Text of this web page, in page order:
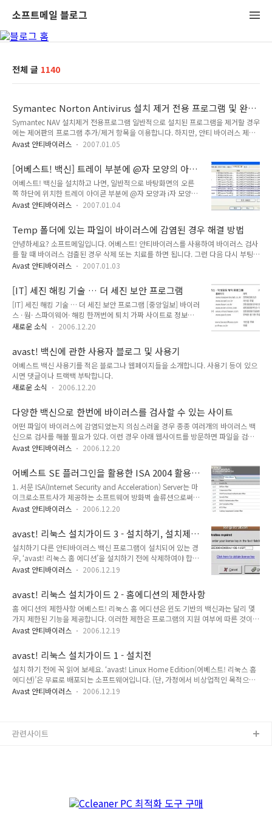
소프트메일 블로그
전체 글 1140
Symantec Norton Antivirus 설치 제거 전용 프로그램 및 완
벽제거 방법 소개
Symantec NAV 설치제거 전용프로그램 일반적으로 설치된 프로그램을 제거할 경우
에는 제어판의 프로그램 추가/제거 항목을 이용합니다. 하지만, 안티 바이러스 제품
을 설치 제거시에 가끔 문제점을 일으키는 경우가 있습니다. 그 중 Symantec
2003/2004/2005/2006/2007 설치제거프로그램은 운영체제별로 따로 구분되어
있으므로 원하는 프로그램을 다운로드하여 실행합니다. • Windows 98/Me •
Windows XP/2000 출처: Symantec 홈페이지 참고로, 어베스트! 안티 바이러스
제품도 프로그램 제거 전용 프로그램을 제공합니다. NAV를 완벽하게 제거하는 방법
소개 Symantec NAV를 제어..
Avast 안티바이러스 2007.01.05
[어베스트! 백신] 트레이 부분에 @자 모양의 아이
콘이 보이지 않을때 해결 방법은?
어베스트! 백신을 설치하고 나면, 일반적으로 바탕화면의 오른
쪽 하단에 위치한 트레이 아이콘 부분에 @자 모양과 i자 모양의
아이콘이 생기는 것을 볼 수 있습니다. 컴퓨터로 아무런 작업을
하거나 탐색기를 여는 등, 바이러스 검사 작업을 하게 되면 회전
하는 모양을 보여 줍니다. 하지만, 사용하다 보면 우연치 않게 이
아이콘들이 보이지 않게 되는 경우가 있습니다. 이러한 상황은,
대부분 보안 관련 프로그램(스파이웨어 검사 프로그램 등),
msconfig 등에서 시작 항목에 등록되어 있는 어베스트! 아이콘
합니다. 참고로, 현재 이러한 삭제 현상을 일으키는 프로그램으
로는 Ad-watch가 있습..
Avast 안티바이러스 2007.01.04
Temp 폴더에 있는 파일이 바이러스에 감염된 경우 해결 방법
안녕하세요? 소프트메일입니다. 어베스트! 안티바이러스를 사용하여 바이러스 검사
를 할 때 바이러스 검출된 경우 삭제 또는 치료를 하면 됩니다. 그런 다음 다시 부팅을
하여 검사를 하면 동일한 바이러스가 감염되었다고 나오는 경우가 있습니다. 이러한
Information\_restore{44BADFAE-8C81-47AF-AC66-
E4E3243282A4}\RP43\A0010720.pif ● C:\WINDOWS\Temp ●
C:\Documents and Settings\Administrator\Local Settings\Temp\* 바이러스
감염시 경로를 살펴 보면 보통 위의 3 가지 경로에서 그러한 현상이 나타나는 것을
볼 ..
Avast 안티바이러스 2007.01.03
[IT] 세진 해킹 기술 … 더 세진 보안 프로그램
[IT] 세진 해킹 기술 … 더 세진 보안 프로그램 [중앙일보] 바이러
스 · 웜· 스파이웨어· 해킹 한꺼번에 퇴치 가짜 사이트로 정보
빼가는 `피싱` 방지기능 갖춰 인터넷 해킹의 수준이 날로 교묘
가기도 한다. 이에 따라 파일을 감염시키는 바이러스 퇴치에 주
력하던 국내외 보안 소프트웨어 업체들은 정보 유출이나 외부 해
킹을 막는 기능을 보완한 신제품을 속속 내놓고 있다. 국내에 출
시된 새 컴퓨터 보안 프로그램을 살펴본다. ◆V3 국내에서
1988년 개발된 V3는 바이러스 퇴치 프로그램의 대명사다. 올
거뜬히 1위 자리를 지키고 있다. 안철수연구소가 7월에 내놓은
'V3 인터넷 시큐리티..
새로운 소식 2006.12.20
avast! 백신에 관한 사용자 블로그 및 사용기
어베스트 백신 사용기를 적은 블로그나 웹페이지들을 소개합니다. 사용기 등이 있으
시면 댓글이나 트랙백 부탁합니다.
새로운 소식
2006.12.20
다양한 백신으로 한번에 바이러스를 검사할 수 있는 사이트
어떤 파일이 바이러스에 감염되었는지 의심스러울 경우 종종 여러개의 바이러스 백
신으로 검사를 해볼 필요가 있다. 이런 경우 아래 웹사이트를 방문하면 파일을 검사
할 수 있는데 이 때 검사가능한 백신은 다음과 같다: AntiVir Authentium avast!
시길 바랍니다. http://www.virustotal.com/en/indexf.html
Avast 안티바이러스 2006.12.20
어베스트 SE 플러그인을 활용한 ISA 2004 활용
예제
1. 서문 ISA(Internet Security and Acceleration) Server는 마
이크로소프트사가 제공하는 소프트웨어 방화벽 솔류션으로써,
MS Proxy 1.0 이름으로 처음 출시되었으며, 현재 최신 버전은
필터링을 제공하며, 웹 컨텐트의 캐싱을 지원한다. 어베스트 서
버용 백신에는 기존 프로페셔널 버전에서 제공하는 프로바이더
이외에 다양한 애플리케이션 서버에 내장하여 사용할 수 있는 플
러그인을 제공한다. 이러한 플러그인들은 애플리케이션 서버를
통과하는 트래픽에 대한 바이러스 검사를 수행하고, 바이러스 발
러그인들은 다음과 같다. Exchange 2000/..
Avast 안티바이러스 2006.12.20
avast! 리눅스 설치가이드 3 - 설치하기, 설치제
거
설치하기 다른 안티바이러스 백신 프로그램이 설치되어 있는 경
우, ‘avast! 리눅스 홈 에디션’을 설치하기 전에 삭제하여야 합니
다. 삭제 방법은 각 안티바이러스의 설명서를 참고하시기 바랍니
스 백신 프로그램을 동시에 사용하면, 컴퓨터가 느려지고 오작동
이 발생할 가능성이 큽니다. 따라서, 어떤 종류의 프로그램이든
한 가지만 설치해서 사용할 것을 권장합니다. 어베스트! 리눅스
홈 에디션의 사용 인터페이스는 터미널과 GUI로 구분됩니다. 설
치하기 전에 먼저 무료 라이선스 키를 발급 받아 종이에 적어 두
(http://www.avast.co.kr)에서 리눅스의 배포판에 맞는 어베
스트! 리눅..
Avast 안티바이러스 2006.12.19
avast! 리눅스 설치가이드 2 - 홈에디션의 제한사항
홈 에디션의 제한사항 어베스트! 리눅스 홈 에디션은 윈도 기반의 백신과는 달리 몇
가지 제한된 기능을 제공합니다. 이러한 제한은 프로그램의 지원 여부에 따른 것이
아니라, 유닉스라는 운영체제의 특징에서 기인하는 경우가 많습니다. 제한 사항은 다
관리자가 각각의 환경에 맞게 직접 설치해야 합니다. 실시간 감시 기능이 제공되지
않음 유닉스는 운영 체제의 특성상 메모리에서 바이러스가 활동하는 경우가 매우 드
뭅니다. 따라서, 디스크 상의 파일에 감염되는 바이러스 만을 검출하여 치료합니다.
자동 업데이트 기능이 제공되지 않음 윈도우 제품에서는 자동 업데이트 기능이 제공
되는데 반해, 유닉스 제품은 관리자가 cron 등의 예약..
Avast 안티바이러스 2006.12.19
avast! 리눅스 설치가이드 1 - 설치전
설치 하기 전에 꼭 읽어 보세요. ‘avast! Linux Home Edition(어베스트! 리눅스 홈
에디션)’은 무료로 배포되는 소프트웨어입니다. (단, 가정에서 비상업적인 목적으로
사용하는 경우에 한정됩니다.) 무료 배포의 목적은 컴퓨터 바이러스에 노출된 일반
지 않습니다. avast! 리눅스 홈 에디션을 무료로 사용하기 위해서는 avast! 홈페이지
Avast 안티바이러스 2006.12.19
관련사이트